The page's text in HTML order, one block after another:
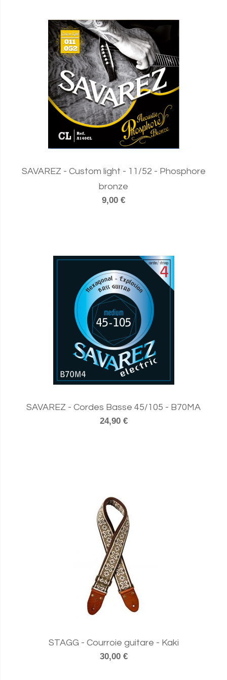
SAVAREZ - Custom light - 11/52 - Phosphore
bronze
9,00 €
SAVAREZ - Cordes Basse 45/105 - B70MA
24,90 €
STAGG - Courroie guitare - Kaki
30,00 €